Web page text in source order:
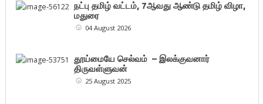
நட்பு தமிழ் வட்டம், 7ஆவது ஆண்டு தமிழ் விழா,
மதுரை
04 August 2026
தூய்மையே செல்வம் – இலக்குவனார்
திருவள்ளுவன்
25 August 2025